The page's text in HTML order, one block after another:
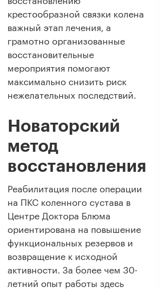
крестообразной связки колена
важный этап лечения, а
грамотно организованные
восстановительные
мероприятия помогают
максимально снизить риск
нежелательных последствий.
Новаторский
метод
восстановления
Реабилитация после операции
на ПКС коленного сустава в
Центре Доктора Блюма
ориентирована на повышение
функциональных резервов и
возвращение к исходной
активности. За более чем 30-
летний опыт работы здесь